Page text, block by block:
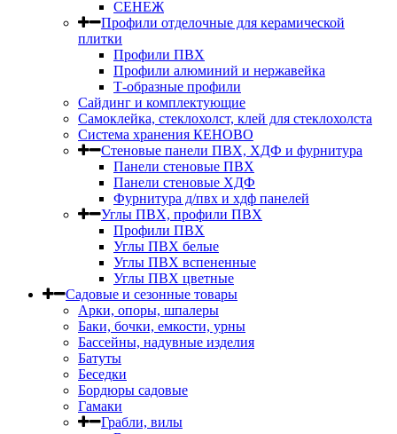
СЕНЕЖ
Профили отделочные для керамической
плитки
Профили ПВХ
Профили алюминий и нержавейка
Т-образные профили
Сайдинг и комплектующие
Самоклейка, стеклохолст, клей для стеклохолста
Система хранения КЕНОВО
Стеновые панели ПВХ, ХДФ и фурнитура
Панели стеновые ПВХ
Панели стеновые ХДФ
Фурнитура д/пвх и хдф панелей
Углы ПВХ, профили ПВХ
Профили ПВХ
Углы ПВХ белые
Углы ПВХ вспененные
Углы ПВХ цветные
Садовые и сезонные товары
Арки, опоры, шпалеры
Баки, бочки, емкости, урны
Бассейны, надувные изделия
Батуты
Беседки
Бордюры садовые
Гамаки
Грабли, вилы